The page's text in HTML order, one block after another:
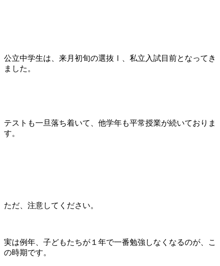
公立中学生は、来月初旬の選抜Ⅰ、私立入試目前となってき
ました。
テストも一旦落ち着いて、他学年も平常授業が続いておりま
す。
ただ、注意してください。
実は例年、子どもたちが１年で一番勉強しなくなるのが、こ
の時期です。